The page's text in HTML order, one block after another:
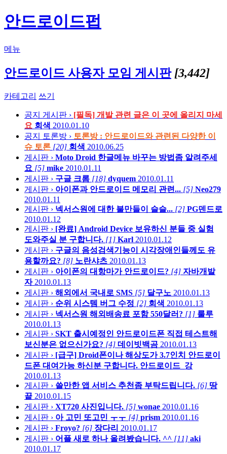
안드로이드펍
메뉴
안드로이드 사용자 모임 게시판 [3,442]
카테고리 쓰기
공지 게시판 › [필독] 개발 관련 글은 이 곳에 올리지 마세
요 회색 2010.01.10
공지
토론방 › 토론방 : 안드로이드와 관련된 다양한 이
슈 토론 [20] 회색 2010.06.25
게시판 › Moto Droid 한글메뉴 바꾸는 방법좀 알려주세
요 [5] mike 2010.01.11
게시판 › 구글 크롬 [18] dyquem 2010.01.11
게시판 › 아이폰과 안드로이드 메모리 관련... [5] Neo279
2010.01.11
게시판 › 넥서스원에 대한 불만들이 슬슬... [2] PG덴드로
2010.01.12
게시판 › [완료] Android Device 보유하신 분들 중 실험
도와주실 분 구합니다. [1] Karl 2010.01.12
게시판 › 구글의 음성검색기능이 시각장애인들께도 유
용할까요? [8] 노란샤츠 2010.01.13
게시판 › 아이폰의 대항마가 안드로이드? [4] 자바개발
자 2010.01.13
게시판 › 해외에서 국내로 SMS [5] 달구노 2010.01.13
게시판 › 순위 시스템 버그 수정 [2] 회색 2010.01.13
게시판 › 넥서스원 해외배송료 포함 550달러? [1] 룰루
2010.01.13
게시판 › SKT 출시예정인 안드로이드폰 직접 테스트해
보신분은 없으신가요? [4] 데이빗백곰 2010.01.13
게시판 › [급구] Droid폰이나 해상도가 3.7인치 안드로이
드폰 대여가능 하신분 구합니다. 안드로이드_강
2010.01.13
게시판 › 쓸만한 앱 서비스 추천좀 부탁드립니다. [6] 땅
끝 2010.01.15
게시판 › XT720 사진입니다. [5] wonae 2010.01.16
게시판 › 아 고민 또고민 ㅜㅜ [4] prism 2010.01.16
게시판 › Froyo? [6] 장다리 2010.01.17
게시판 › 어플 새로 하나 올려봤습니다. ^^ [11] aki
2010.01.17